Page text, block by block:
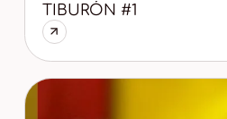
TIBURÓN #1